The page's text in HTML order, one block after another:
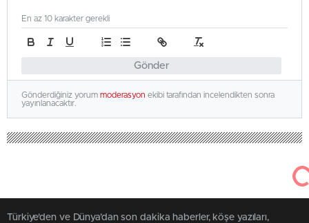
Gönder
En az 10 karakter gerekli
Gönderdiğiniz yorum moderasyon ekibi tarafından incelendikten sonra
yayınlanacaktır.
Türkiye'den ve Dünya’dan son dakika haberler, köşe yazıları,